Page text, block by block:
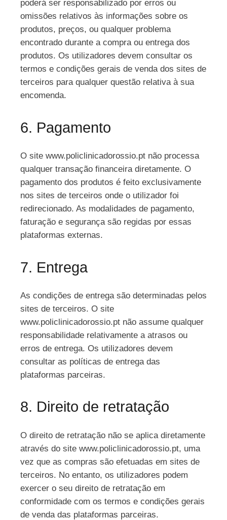
poderá ser responsabilizado por erros ou
omissões relativos às informações sobre os
produtos, preços, ou qualquer problema
encontrado durante a compra ou entrega dos
produtos. Os utilizadores devem consultar os
termos e condições gerais de venda dos sites de
terceiros para qualquer questão relativa à sua
encomenda.
6. Pagamento
O site www.policlinicadorossio.pt não processa
qualquer transação financeira diretamente. O
pagamento dos produtos é feito exclusivamente
nos sites de terceiros onde o utilizador foi
redirecionado. As modalidades de pagamento,
faturação e segurança são regidas por essas
plataformas externas.
7. Entrega
As condições de entrega são determinadas pelos
sites de terceiros. O site
www.policlinicadorossio.pt não assume qualquer
responsabilidade relativamente a atrasos ou
erros de entrega. Os utilizadores devem
consultar as políticas de entrega das
plataformas parceiras.
8. Direito de retratação
O direito de retratação não se aplica diretamente
através do site www.policlinicadorossio.pt, uma
vez que as compras são efetuadas em sites de
terceiros. No entanto, os utilizadores podem
exercer o seu direito de retratação em
conformidade com os termos e condições gerais
de venda das plataformas parceiras.